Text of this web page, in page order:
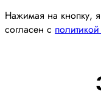
Нажимая на кнопку,
согласен с